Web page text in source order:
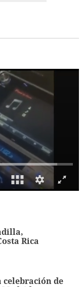
Rica
celebración de